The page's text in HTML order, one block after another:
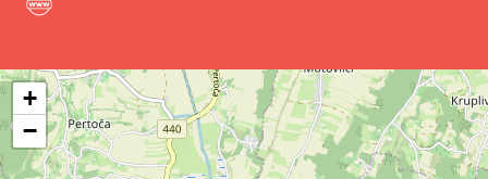
+
−